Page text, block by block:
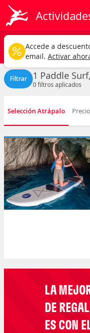
Capri ciudad
Paddle Surf, Surf y
Filtrar 1 Paddle
0filtros aplicados
Selección Atrápalo Precio
LA
DE
ES CON
Accede a
email. Activar